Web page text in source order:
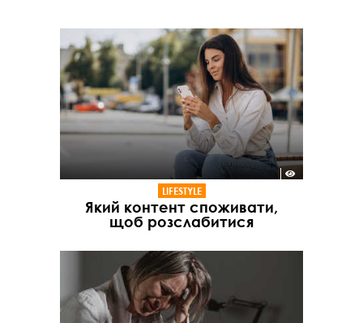
LIFESTYLE
Який контент споживати,
щоб розслабитися